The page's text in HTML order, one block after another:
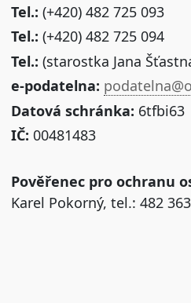
Tel.: (+420) 482 725 093
Tel.: (+420) 482 725 094
Tel.: (starostka Jana
e-podatelna:
Datová schránka: 6tfbi63
IČ: 00481483
Pověřenec pro ochranu
Karel Pokorný, tel.: 482